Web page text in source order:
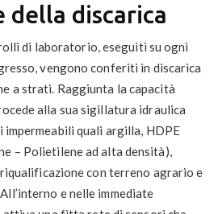
della discarica
di laboratorio, eseguiti su ogni
vengono conferiti in discarica
a strati. Raggiunta la capacità
alla sua sigillatura idraulica
impermeabili quali argilla, HDPE
– Polietilene ad alta densità),
con terreno agrario e
e nelle immediate